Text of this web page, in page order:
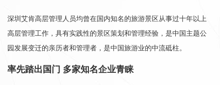
深圳艾肯高层管理人员均曾在国内知名的旅游景区从事过十年以上
高层管理工作，具有实践性的景区策划和管理经验，是中国主题公
园发展变迁的亲历者和管理者，是中国旅游业的中流砥柱。
率先踏出国门 多家知名企业青睐